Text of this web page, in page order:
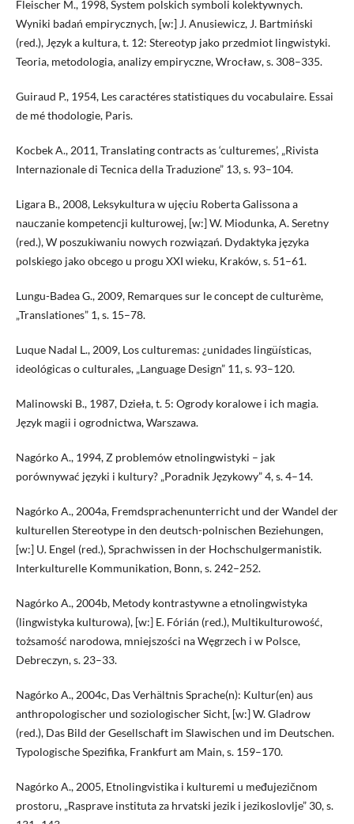
Fleischer M., 1998, System polskich symboli kolektywnych.
Wyniki badań empirycznych, [w:] J. Anusiewicz, J. Bartmiński
(red.), Język a kultura, t. 12: Stereotyp jako przedmiot lingwistyki.
Teoria, metodologia, analizy empiryczne, Wrocław, s. 308–335.
Guiraud P., 1954, Les caractéres statistiques du vocabulaire. Essai
de mé thodologie, Paris.
Kocbek A., 2011, Translating contracts as ‘culturemes’, „Rivista
Internazionale di Tecnica della Traduzione” 13, s. 93–104.
Ligara B., 2008, Leksykultura w ujęciu Roberta Galissona a
nauczanie kompetencji kulturowej, [w:] W. Miodunka, A. Seretny
(red.), W poszukiwaniu nowych rozwiązań. Dydaktyka języka
polskiego jako obcego u progu XXI wieku, Kraków, s. 51–61.
Lungu-Badea G., 2009, Remarques sur le concept de culturème,
„Translationes” 1, s. 15–78.
Luque Nadal L., 2009, Los culturemas: ¿unidades lingüísticas,
ideológicas o culturales, „Language Design” 11, s. 93–120.
Malinowski B., 1987, Dzieła, t. 5: Ogrody koralowe i ich magia.
Język magii i ogrodnictwa, Warszawa.
Nagórko A., 1994, Z problemów etnolingwistyki – jak
porównywać języki i kultury? „Poradnik Językowy” 4, s. 4–14.
Nagórko A., 2004a, Fremdsprachenunterricht und der Wandel der
kulturellen Stereotype in den deutsch-polnischen Beziehungen,
[w:] U. Engel (red.), Sprachwissen in der Hochschulgermanistik.
Interkulturelle Kommunikation, Bonn, s. 242–252.
Nagórko A., 2004b, Metody kontrastywne a etnolingwistyka
(lingwistyka kulturowa), [w:] E. Fórián (red.), Multikulturowość,
tożsamość narodowa, mniejszości na Węgrzech i w Polsce,
Debreczyn, s. 23–33.
Nagórko A., 2004c, Das Verhältnis Sprache(n): Kultur(en) aus
anthropologischer und soziologischer Sicht, [w:] W. Gladrow
(red.), Das Bild der Gesellschaft im Slawischen und im Deutschen.
Typologische Spezifika, Frankfurt am Main, s. 159–170.
Nagórko A., 2005, Etnolingvistika i kulturemi u međujezičnom
prostoru, „Rasprave instituta za hrvatski jezik i jezikoslovlje” 30, s.